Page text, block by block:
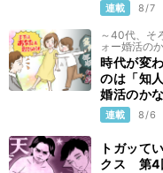
連載 8/7
～40代、そ
ォー婚活の
時代が変
のは「知
婚活のか
連載 8/6
トガッて
クス 第4